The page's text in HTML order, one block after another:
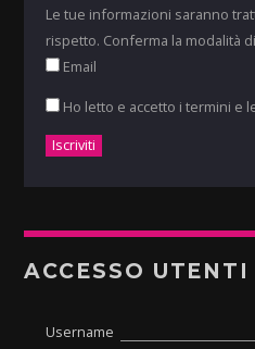
Le tue informazioni saranno
rispetto. Conferma la modalità
Email
Ho letto e accetto i termini e
ACCESSO UTENTI
Username